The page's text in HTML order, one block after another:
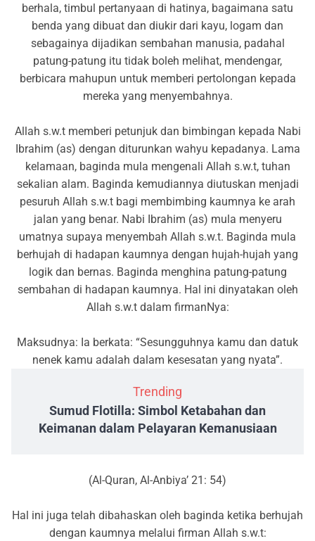
berhala, timbul pertanyaan di hatinya, bagaimana satu
benda yang dibuat dan diukir dari kayu, logam dan
sebagainya dijadikan sembahan manusia, padahal
patung-patung itu tidak boleh melihat, mendengar,
berbicara mahupun untuk memberi pertolongan kepada
mereka yang menyembahnya.
Allah s.w.t memberi petunjuk dan bimbingan kepada Nabi
Ibrahim (as) dengan diturunkan wahyu kepadanya. Lama
kelamaan, baginda mula mengenali Allah s.w.t, tuhan
sekalian alam. Baginda kemudiannya diutuskan menjadi
pesuruh Allah s.w.t bagi membimbing kaumnya ke arah
jalan yang benar. Nabi Ibrahim (as) mula menyeru
umatnya supaya menyembah Allah s.w.t. Baginda mula
berhujah di hadapan kaumnya dengan hujah-hujah yang
logik dan bernas. Baginda menghina patung-patung
sembahan di hadapan kaumnya. Hal ini dinyatakan oleh
Allah s.w.t dalam firmanNya:
Maksudnya: Ia berkata: “Sesungguhnya kamu dan datuk
nenek kamu adalah dalam kesesatan yang nyata”.
Trending
Sumud Flotilla: Simbol Ketabahan dan
Keimanan dalam Pelayaran Kemanusiaan
(Al-Quran, Al-Anbiya’ 21: 54)
Hal ini juga telah dibahaskan oleh baginda ketika berhujah
dengan kaumnya melalui firman Allah s.w.t: